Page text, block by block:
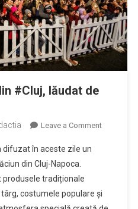
#Cluj, lăudat de
Leave a Commenton
#Cluj,
lăudat
difuzat în aceste zile un
din Cluj-Napoca.
tradiționale
costumele populare și